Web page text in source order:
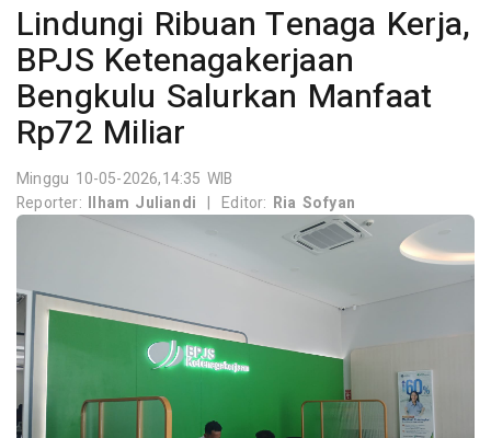
Lindungi Ribuan Tenaga Kerja,
BPJS Ketenagakerjaan
Bengkulu Salurkan Manfaat
Rp72 Miliar
Minggu 10-05-2026,14:35 WIB
Reporter: Ilham Juliandi | Editor: Ria Sofyan